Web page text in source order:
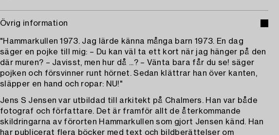
Övrig information
"Hammarkullen 1973. Jag lärde känna många barn 1973. En dag
säger en pojke till mig: – Du kan väl ta ett kort när jag hänger på den
där muren? – Javisst, men hur då ...? – Vänta bara får du se! säger
pojken och försvinner runt hörnet. Sedan klättrar han över kanten,
släpper en hand och ropar: NU!"
Jens S Jensen var utbildad till arkitekt på Chalmers. Han var både
fotograf och författare. Det är framför allt de återkommande
skildringarna av förorten Hammarkullen som gjort Jensen känd. Han
har publicerat flera böcker med text och bildberättelser om